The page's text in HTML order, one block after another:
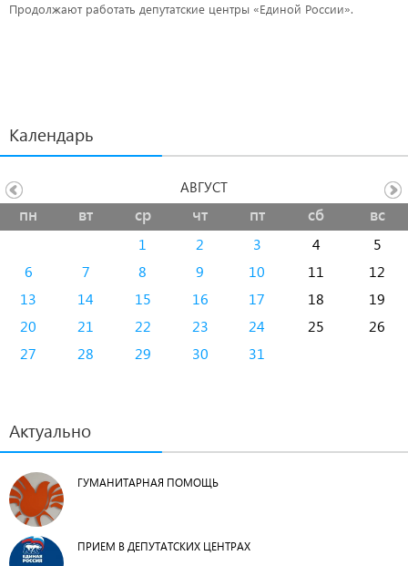
Продолжают работать депутатские центры «Единой России».
Календарь
пн вт ср чт пт сб вс
1 2 3 4
5
6
7 8 9 10 11
12
13
14 15 16 17 18
19
20
21 22 23 24 25
26
27
28 29 30 31
АВГУСТ
Актуально
ГУМАНИТАРНАЯ ПОМОЩЬ
ПРИЕМ В ДЕПУТАТСКИХ ЦЕНТРАХ